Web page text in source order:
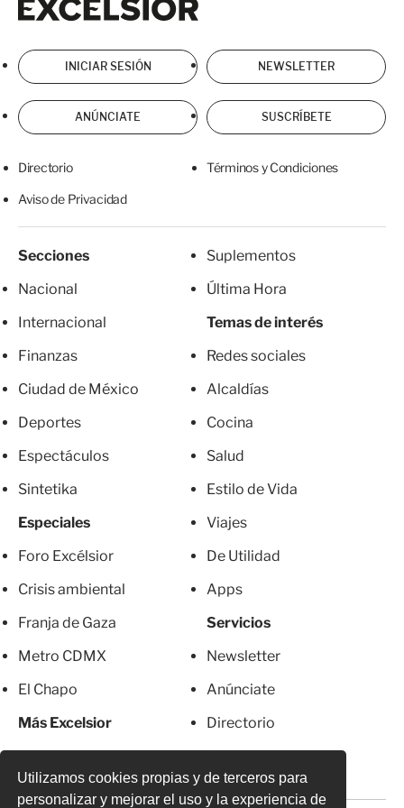
Utilizamos cookies propias y de terceros para
personalizar y mejorar el uso y la experiencia de
INICIAR SESIÓN NEWSLETTER
ANÚNCIATE SUSCRÍBETE
Directorio Términos y Condiciones
Aviso de Privacidad
Secciones
Nacional
Internacional
Finanzas
Ciudad de México
Deportes
Espectáculos
Sintetika
Especiales
Foro Excélsior
Crisis ambiental
Franja de Gaza
Metro CDMX
El Chapo
Más Excelsior
Suplementos
Última Hora
Temas de interés
Redes sociales
Alcaldías
Cocina
Salud
Estilo de Vida
Viajes
De Utilidad
Apps
Servicios
Newsletter
Anúnciate
Directorio